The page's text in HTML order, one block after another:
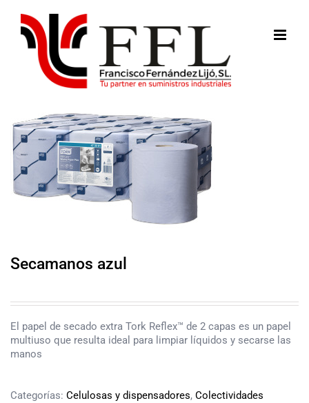
contenido
Secamanos azul
El papel de secado extra Tork Reflex™ de 2 capas es un papel
multiuso que resulta ideal para limpiar líquidos y secarse las
manos
Categorías: Celulosas y dispensadores, Colectividades